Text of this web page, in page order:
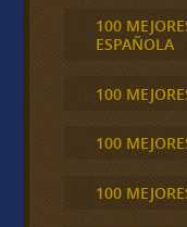
100
ESPAÑOLA
100
100
100